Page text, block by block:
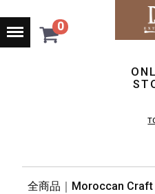
0
Menu
全商品 Moroccan Craft